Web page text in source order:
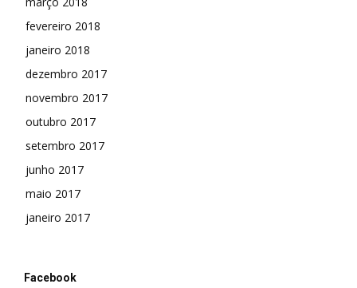
fevereiro 2018
janeiro 2018
dezembro 2017
novembro 2017
outubro 2017
setembro 2017
junho 2017
maio 2017
janeiro 2017
Facebook